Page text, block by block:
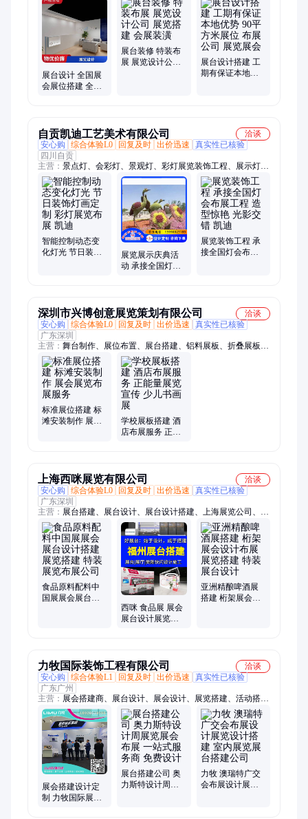
展厅设计施工、展台搭建、上海展台搭建
展台设计 全国展
会展位搭建 全程
展台装修 特装布
展 展览设计公司
展台设计搭建 工
期有保证本地优
自贡凯迪工艺美术有限公司
洽谈
安心购
综合体验L0 回复及时 出价迅速
真实性已核验
四川自贡
主营： 景点灯、会彩灯、景观灯、彩灯展览装饰工程、展示灯、
工艺品、展会花灯、古镇灯会、特色灯会、主题灯会、动物装
饰、卡通雕塑、仿铜雕塑、景观摆件、新年彩灯、户外彩灯、氛
围装饰、民俗彩灯、亮化装饰、节日彩灯、欧式雕塑、春节花
灯、彩灯花灯、人物雕塑、动物雕塑、景观雕塑
智能控制动态变
化灯光 节日装饰
展览展示庆典活
动 承接全国灯会
展览装饰工程 承
接全国灯会布展
深圳市兴博创意展览策划有限公司
洽谈
安心购
综合体验L0 回复及时 出价迅速
真实性已核验
广东深圳
主营： 舞台制作、展位布置、展台搭建、铝料展板、折叠展板、
铝料展台、展板出租、展板搭建、舞台搭建、展位租赁、绣钢桁
架、方铝型材、出租帐篷、标滩展台、帐篷搭建、桁架租赁、展
板布置、出租桁架、桁架帐篷、出租标滩、铝合金帐篷、铝合金
桁架、背景板设计、料展位出租、展位搭建
标准展位搭建 标
滩安装制作 展会
学校展板搭建 酒
店布展服务 正能
上海西咪展览有限公司
洽谈
安心购
综合体验L0 回复及时 出价迅速
真实性已核验
广东深圳
主营： 展台搭建、展台设计、展台设计搭建、上海展览公司、展
位设计布置、文化墙展厅设计施工、展会设计搭建、展会搭建公
司、海外展台设计搭建
食品原料配料中
国展展会展台设
西咪 食品展 展会
展台设计展览布
亚洲精酿啤酒展
搭建 桁架展会设
力牧国际装饰工程有限公司
洽谈
安心购
综合体验L1 回复及时 出价迅速
真实性已核验
广东广州
主营： 展会搭建商、展台设计、展会设计、展览搭建、活动搭
建、快闪店搭建、展会设计搭建、展台设计搭建
展会搭建设计定
制 力牧国际展览
展台搭建公司 奥
力斯特设计周展
力牧 澳瑞特广交
会布展设计展览